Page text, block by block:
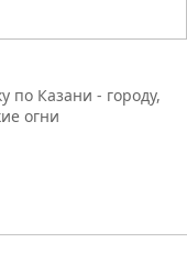
по Казани - городу,
огни